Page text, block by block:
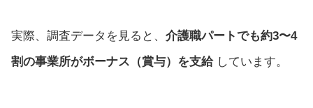
実際、調査データを見ると、 介護職パートでも約3〜4
割の事業所がボーナス（賞与）を支給しています。